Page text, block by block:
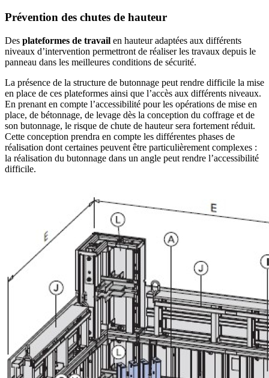
Prévention des chutes de hauteur
Des plateformes de travail en hauteur adaptées aux différents
niveaux d’intervention permettront de réaliser les travaux depuis le
panneau dans les meilleures conditions de sécurité.
La présence de la structure de butonnage peut rendre difficile la mise
en place de ces plateformes ainsi que l’accès aux différents niveaux.
En prenant en compte l’accessibilité pour les opérations de mise en
place, de bétonnage, de levage dès la conception du coffrage et de
son butonnage, le risque de chute de hauteur sera fortement réduit.
Cette conception prendra en compte les différentes phases de
réalisation dont certaines peuvent être particulièrement complexes :
la réalisation du butonnage dans un angle peut rendre l’accessibilité
difficile.